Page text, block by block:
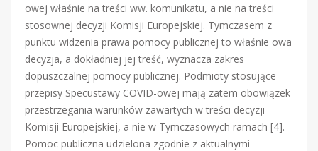
owej właśnie na treści ww. komunikatu, a nie na treści
stosownej decyzji Komisji Europejskiej. Tymczasem z
punktu widzenia prawa pomocy publicznej to właśnie owa
decyzja, a dokładniej jej treść, wyznacza zakres
dopuszczalnej pomocy publicznej. Podmioty stosujące
przepisy Specustawy COVID-owej mają zatem obowiązek
przestrzegania warunków zawartych w treści decyzji
Komisji Europejskiej, a nie w Tymczasowych ramach [4].
Pomoc publiczna udzielona zgodnie z aktualnymi